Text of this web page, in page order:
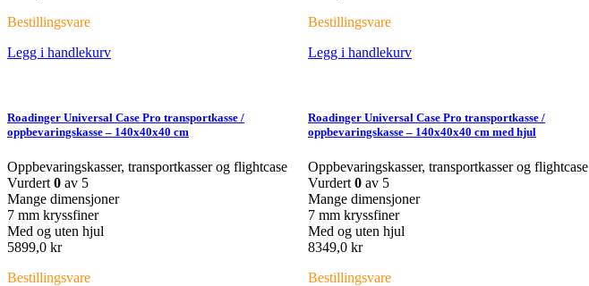
Bestillingsvare
Legg i handlekurv
Bestillingsvare
Legg i handlekurv
Roadinger Universal Case Pro transportkasse /
oppbevaringskasse – 140x40x40 cm
Oppbevaringskasser, transportkasser og flightcase
Vurdert 0 av 5
Mange dimensjoner
7 mm kryssfiner
Med og uten hjul
5899,0 kr
Bestillingsvare
Roadinger Universal Case Pro transportkasse /
oppbevaringskasse – 140x40x40 cm med hjul
Oppbevaringskasser, transportkasser og flightcase
Vurdert 0 av 5
Mange dimensjoner
7 mm kryssfiner
Med og uten hjul
8349,0 kr
Bestillingsvare